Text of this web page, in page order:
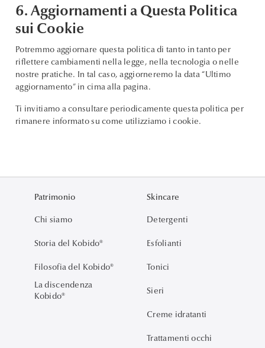
6. Aggiornamenti a Questa Politica
sui Cookie
Potremmo aggiornare questa politica di tanto in tanto per
riflettere cambiamenti nella legge, nella tecnologia o nelle
nostre pratiche. In tal caso, aggiorneremo la data “Ultimo
aggiornamento” in cima alla pagina.
Ti invitiamo a consultare periodicamente questa politica per
rimanere informato su come utilizziamo i cookie.
Patrimonio
Chi siamo
Storia del Kobido®
Filosofia del Kobido®
La discendenza
Kobido®
Skincare
Detergenti
Esfolianti
Tonici
Sieri
Creme idratanti
Trattamenti occhi